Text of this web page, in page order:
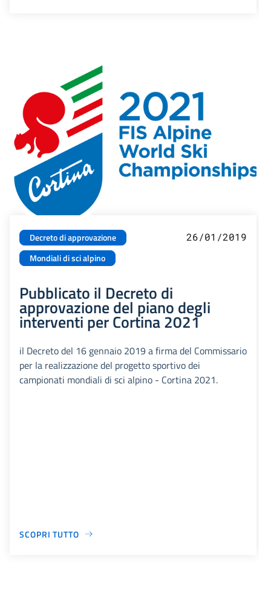
Decreto di approvazione
Mondiali di sci alpino
26/01/2019
Pubblicato il Decreto di
approvazione del piano degli
interventi per Cortina 2021
il Decreto del 16 gennaio 2019 a firma del Commissario
per la realizzazione del progetto sportivo dei
campionati mondiali di sci alpino - Cortina 2021.
SCOPRI TUTTO